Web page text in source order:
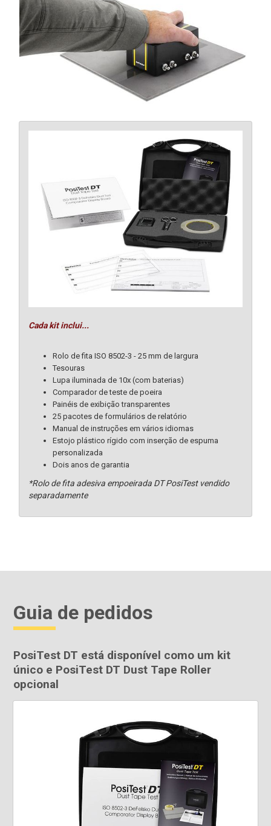
Cada kit inclui...
Rolo de fita ISO 8502-3 - 25 mm de largura
Tesouras
Lupa iluminada de 10x (com baterias)
Comparador de teste de poeira
Painéis de exibição transparentes
25 pacotes de formulários de relatório
Manual de instruções em vários idiomas
Estojo plástico rígido com inserção de espuma
personalizada
Dois anos de garantia
*Rolo de fita adesiva empoeirada DT PosiTest vendido
separadamente
Guia de pedidos
PosiTest DT está disponível como um kit
único e PosiTest DT Dust Tape Roller
opcional